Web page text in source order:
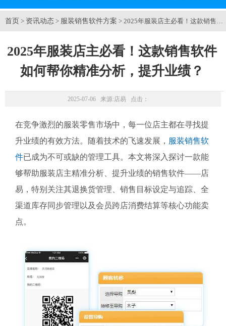
首页 > 资讯动态 > 服装销售软件方案 > 2025年服装店主必看！这款销售
2025年服装店主必看！这款销售软件
如何帮你精准分析，提升业绩？
2025-07-06 来源:店易 点击：
在竞争激烈的服装零售市场中，每一位店主都在寻找提
升业绩的有效方法。随着技术的飞速发展， 服装销售软
件已成为不可或缺的管理工具。本文将深入探讨一款能
够帮助服装店主精准分析、提升业绩的销售软件——店
易，特别关注其退换货管理、销售目标设定与追踪、全
渠道库存同步管理以及会员跨店消费结算等核心功能卖
点。